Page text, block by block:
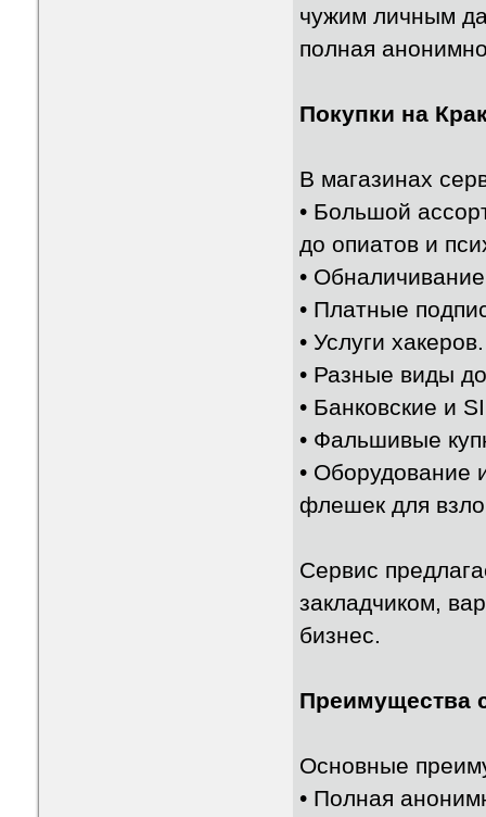
чужим личным
полная
Покупки на
В магазинах
• Большой
до опиатов и
•
• Платные
• Услуги хакеров.
• Разные виды
• Банковские и
• Фальшивые
• Оборудование
флешек для
Сервис
закладчиком,
бизнес.
Преимущества
Основные
• Полная